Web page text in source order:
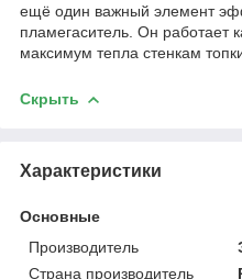
ещё один важный элемент
пламегаситель. Он работает
максимум тепла стенкам
Скрыть
Характеристики
Основные
Производитель
Страна производитель